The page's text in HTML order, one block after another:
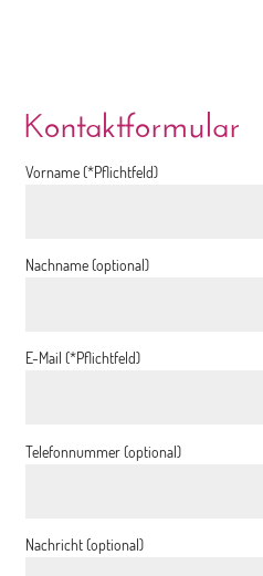
Kontaktformular
Vorname (*Pflichtfeld)
Nachname (optional)
E-Mail (*Pflichtfeld)
Telefonnummer (optional)
Nachricht (optional)